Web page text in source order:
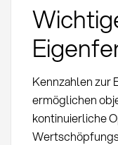
Kennzahlen zur
ermöglichen
kontinuierliche